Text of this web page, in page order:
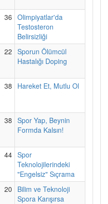
36 Olimpiyatlar'da
Testosteron
Belirsizliği
22 Sporun Ölümcül
Hastalığı Doping
38 Hareket Et, Mutlu Ol
38 Spor Yap, Beynin
Formda Kalsın!
44 Spor
Teknolojilerindeki
"Engelsiz" Sıçrama
20
Bilim ve Teknoloji
Spora Karışırsa